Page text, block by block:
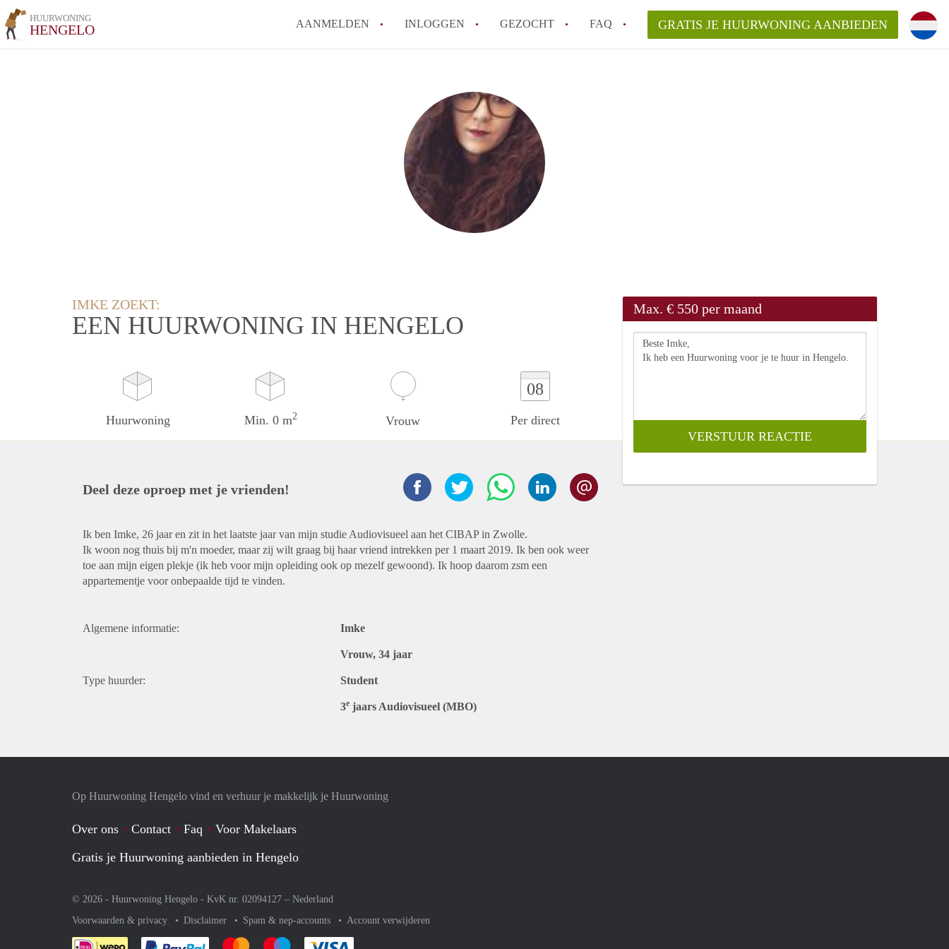
HUURWONING
HENGELO AANMELDEN INLOGGEN GEZOCHT FAQ
How to translate HuurwoningHengelo!
Wat is HuurwoningHengelo?
Hoeveel kost het om te reageren op een huurwoning in Hengelo?
Wat is de privacyverklaring van HuurwoningHengelo?
Berekent HuurwoningHengelo
makelaarsvergoeding/bemiddelingsvergoeding?
Alle veelgestelde vragen
GRATIS JE HUURWONING AANBIEDEN
IMKE ZOEKT:
EEN HUURWONING IN HENGELO
Huurwoning Min. 0 m2 Vrouw
08
Per direct
Max. € 550 per maand
Deel deze oproep met je vrienden!
Ik ben Imke, 26 jaar en zit in het laatste jaar van mijn studie Audiovisueel aan het CIBAP in Zwolle.
Ik woon nog thuis bij m'n moeder, maar zij wilt graag bij haar vriend intrekken per 1 maart 2019. Ik ben ook weer
toe aan mijn eigen plekje (ik heb voor mijn opleiding ook op mezelf gewoond). Ik hoop daarom zsm een
appartementje voor onbepaalde tijd te vinden.
Algemene informatie: Imke
Vrouw, 34 jaar
Type huurder: Student
3e jaars Audiovisueel (MBO)
Op Huurwoning Hengelo vind en verhuur je makkelijk je Huurwoning
Over ons Contact Faq
Voor Makelaars
Gratis je Huurwoning aanbieden in Hengelo
© 2026 - Huurwoning Hengelo - KvK nr. 02094127 – Nederland
Voorwaarden & privacy
Disclaimer Spam & nep-accounts Account verwijderen